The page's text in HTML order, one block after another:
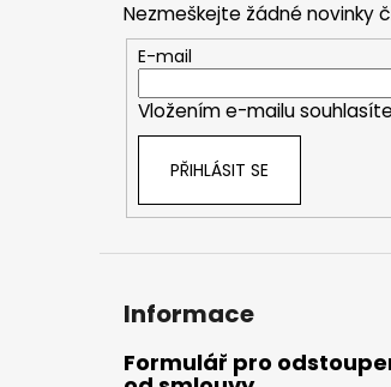
Nezmeškejte žádné novinky
E-mail
Vložením e-mailu
PŘIHLÁSIT SE
Informace
Formulář pro